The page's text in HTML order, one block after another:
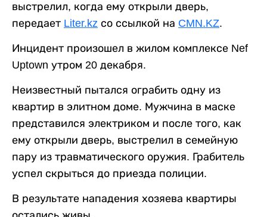
выстрелил, когда ему открыли дверь,
передает Liter.kz со ссылкой на CMN.KZ.
Инцидент произошел в жилом комплексе Nef
Uptown утром 20 декабря.
Неизвестный пытался ограбить одну из
квартир в элитном доме. Мужчина в маске
представился электриком и после того, как
ему открыли дверь, выстрелил в семейную
пару из травматического оружия. Грабитель
успел скрыться до приезда полиции.
В результате нападения хозяева квартиры